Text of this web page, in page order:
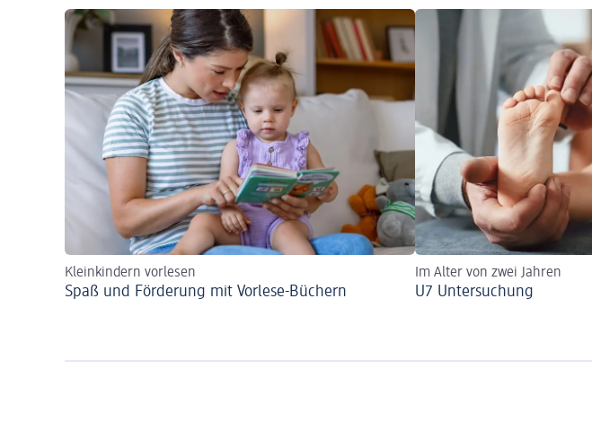
Kleinkindern vorlesen
Spaß und Förderung mit Vorlese-Büchern
Im Alter von zwei Jahren
U7 Untersuchung